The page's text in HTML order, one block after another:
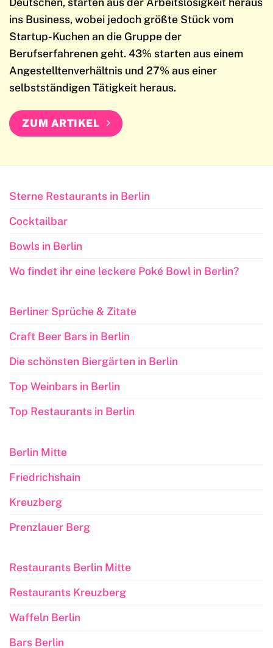
ins Business, wobei jedoch größte Stück vom
Startup-Kuchen an die Gruppe der
Berufserfahrenen geht. 43% starten aus einem
Angestelltenverhältnis und 27% aus einer
selbstständigen Tätigkeit heraus.
ZUM ARTIKEL
Sterne Restaurants in Berlin
Cocktailbar
Bowls in Berlin
Wo findet ihr eine leckere Poké Bowl in Berlin?
Berliner Sprüche & Zitate
Craft Beer Bars in Berlin
Die schönsten Biergärten in Berlin
Top Weinbars in Berlin
Top Restaurants in Berlin
Berlin Mitte
Friedrichshain
Kreuzberg
Prenzlauer Berg
Restaurants Berlin Mitte
Restaurants Kreuzberg
Waffeln Berlin
Bars Berlin